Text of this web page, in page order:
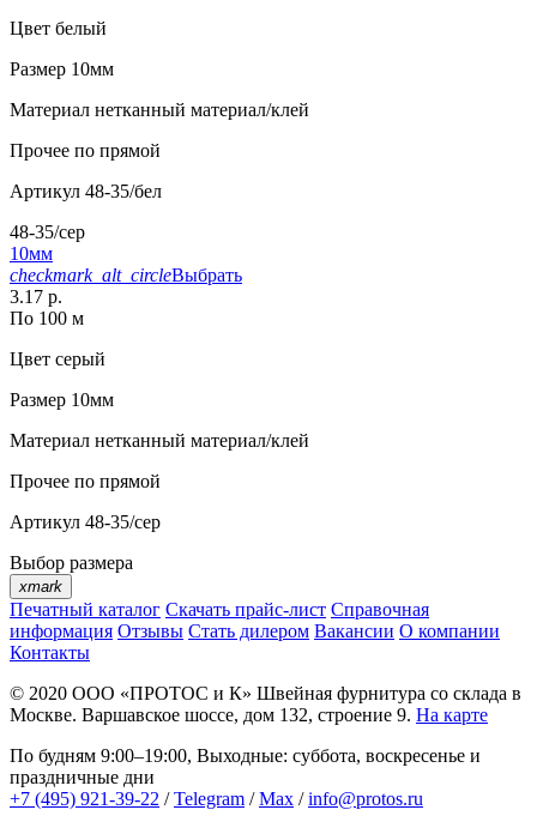
Цвет белый
Размер 10мм
Материал нетканный материал/клей
Прочее по прямой
Артикул 48-35/бел
48-35/сер
10мм
checkmark_alt_circleВыбрать
3.17 р.
По 100 м
Цвет серый
Размер 10мм
Материал нетканный материал/клей
Прочее по прямой
Артикул 48-35/сер
Выбор размера
xmark
Печатный каталог Скачать прайс-лист Справочная
информация Отзывы Стать дилером Вакансии О компании
Контакты
© 2020 ООО «ПРОТОС и К» Швейная фурнитура со склада в
Москве. Варшавское шоссе, дом 132, строение 9. На карте
По будням 9:00–19:00, Выходные: суббота, воскресенье и
праздничные дни
+7 (495) 921-39-22 /Telegram /Max /info@protos.ru